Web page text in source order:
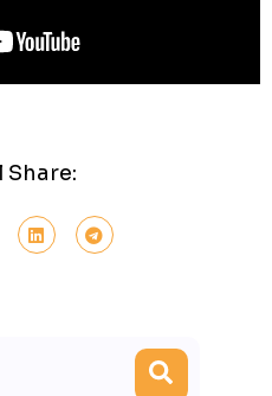
Share: